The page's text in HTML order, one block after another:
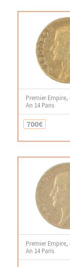
Premier
An 14 Paris
700€
Premier
An 14 Paris